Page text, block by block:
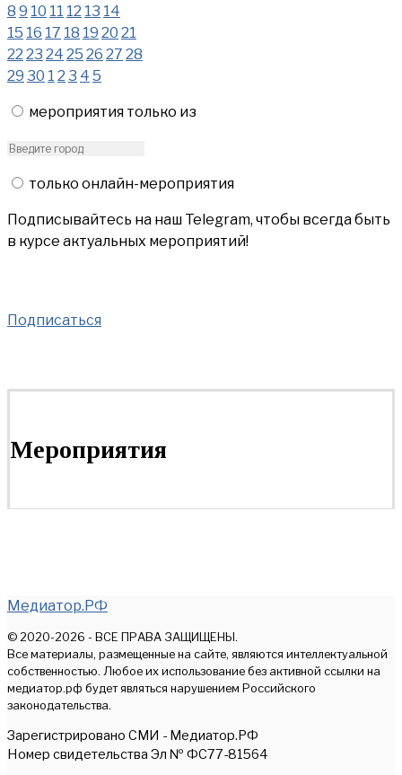
8 9 10 11 12 13 14
15 16 17 18 19 20 21
22 23 24 25 26 27 28
29 30 1 2 3 4 5
мероприятия только из
только онлайн-мероприятия
Подписывайтесь на наш Telegram, чтобы всегда быть
в курсе актуальных мероприятий!
Подписаться
Мероприятия
Медиатор.РФ
© 2020-2026 - ВСЕ ПРАВА ЗАЩИЩЕНЫ.
Все материалы, размещенные на сайте, являются интеллектуальной
собственностью. Любое их использование без активной ссылки на
медиатор.рф будет являться нарушением Российского
законодательства.
Зарегистрировано СМИ - Медиатор.РФ
Номер свидетельства Эл № ФС77-81564